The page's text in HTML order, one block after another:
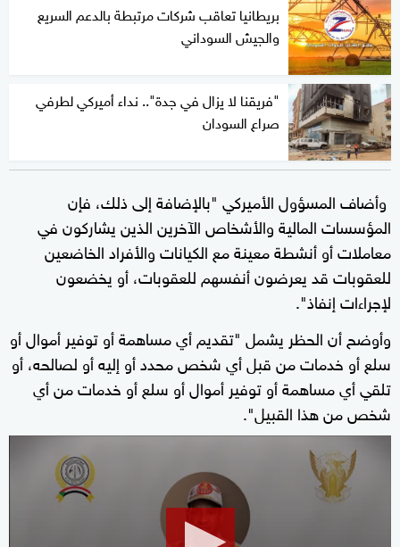
بريطانيا تعاقب شركات مرتبطة بالدعم السريع
والجيش السوداني
"فريقنا لا يزال في جدة".. نداء أميركي لطرفي
صراع السودان
وأضاف المسؤول الأميركي "بالإضافة إلى ذلك، فإن
المؤسسات المالية والأشخاص الآخرين الذين يشاركون في
معاملات أو أنشطة معينة مع الكيانات والأفراد الخاضعين
للعقوبات قد يعرضون أنفسهم للعقوبات، أو يخضعون
لإجراءات إنفاذ".
وأوضح أن الحظر يشمل "تقديم أي مساهمة أو توفير أموال أو
سلع أو خدمات من قبل أي شخص محدد أو إليه أو لصالحه، أو
تلقي أي مساهمة أو توفير أموال أو سلع أو خدمات من أي
شخص من هذا القبيل".
seconds